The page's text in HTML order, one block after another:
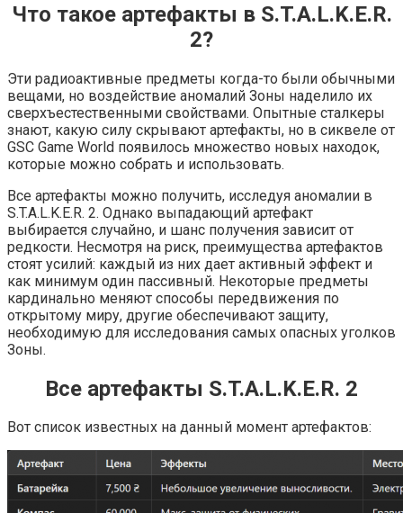
Что такое артефакты в S.T.A.L.K.E.R.
2?
Эти радиоактивные предметы когда-то были обычными
вещами, но воздействие аномалий Зоны наделило их
сверхъестественными свойствами. Опытные сталкеры
знают, какую силу скрывают артефакты, но в сиквеле от
GSC Game World появилось множество новых находок,
которые можно собрать и использовать.
Все артефакты можно получить, исследуя аномалии в
S.T.A.L.K.E.R. 2. Однако выпадающий артефакт
выбирается случайно, и шанс получения зависит от
редкости. Несмотря на риск, преимущества артефактов
стоят усилий: каждый из них дает активный эффект и
как минимум один пассивный. Некоторые предметы
кардинально меняют способы передвижения по
открытому миру, другие обеспечивают защиту,
необходимую для исследования самых опасных уголков
Зоны.
Все артефакты S.T.A.L.K.E.R. 2
Вот список известных на данный момент артефактов: